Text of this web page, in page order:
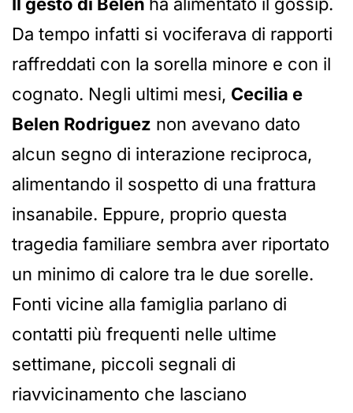
Da tempo infatti si vociferava di rapporti
raffreddati con la sorella minore e con il
cognato. Negli ultimi mesi, Cecilia e
Belen Rodriguez non avevano dato
alcun segno di interazione reciproca,
alimentando il sospetto di una frattura
insanabile. Eppure, proprio questa
tragedia familiare sembra aver riportato
un minimo di calore tra le due sorelle.
Fonti vicine alla famiglia parlano di
contatti più frequenti nelle ultime
settimane, piccoli segnali di
riavvicinamento che lasciano